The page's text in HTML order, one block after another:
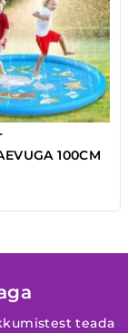
100CM
teada